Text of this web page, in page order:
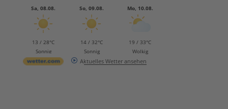
Sa, 08.08.
13 / 28°C
Sonnig
So, 09.08.
14 / 32°C
Sonnig
Mo, 10.08.
19 / 33°C
Wolkig
Aktuelles Wetter ansehen